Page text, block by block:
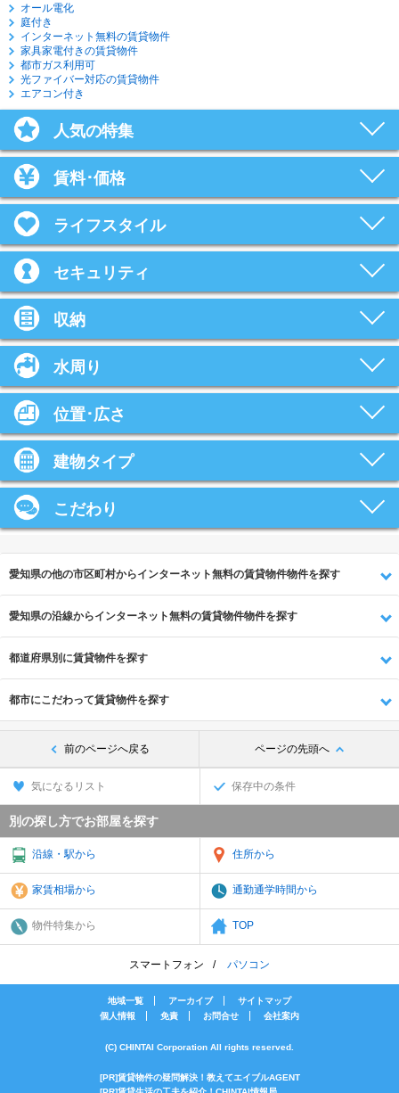
オール電化
庭付き
インターネット無料の賃貸物件
家具家電付きの賃貸物件
都市ガス利用可
光ファイバー対応の賃貸物件
エアコン付き
人気の特集
賃料･価格
ライフスタイル
セキュリティ
収納
水周り
位置･広さ
建物タイプ
こだわり
愛知県の他の市区町村からインターネット無料の賃貸物件物件を探す
愛知県の沿線からインターネット無料の賃貸物件物件を探す
都道府県別に賃貸物件を探す
都市にこだわって賃貸物件を探す
前のページへ戻る ページの先頭へ
気になるリスト 保存中の条件
別の探し方でお部屋を探す
沿線・駅から 住所から
家賃相場から 通勤通学時間から
物件特集から TOP
スマートフォン パソコン
地域一覧 アーカイブ
サイトマップ
個人情報
免責 お問合せ 会社案内
(C) CHINTAI Corporation All rights reserved.
[PR]賃貸物件の疑問解決！教えてエイブルAGENT